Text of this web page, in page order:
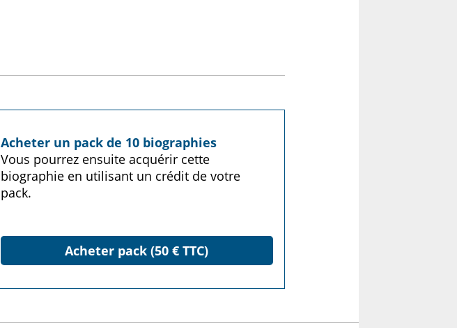
Acheter un pack de 10 biographies
Vous pourrez ensuite acquérir cette
biographie en utilisant un crédit de votre
pack.
Acheter pack (50 € TTC)